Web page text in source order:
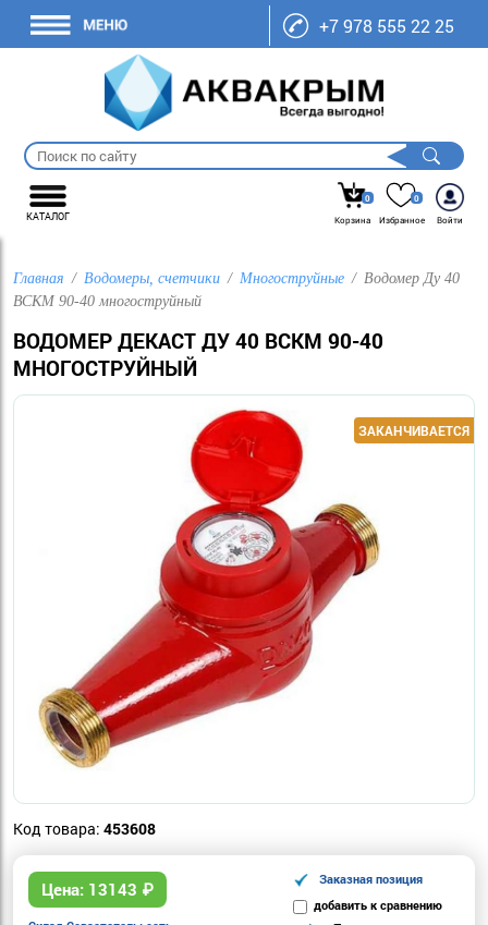
+7 978 555 22 25
КАТАЛОГ
0
Корзина
0
Избранное
Войти
Главная Водомеры, счетчики Многоструйные
Водомер Ду 40
ВСКМ 90-40 многоструйный
ВОДОМЕР ДЕКАСТ ДУ 40 ВСКМ 90-40
МНОГОСТРУЙНЫЙ
Код товара: 453608
Цена: 13143 ₽
Заказная позиция
добавить к сравнению